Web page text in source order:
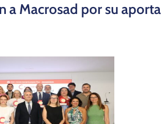
Macrosad por su